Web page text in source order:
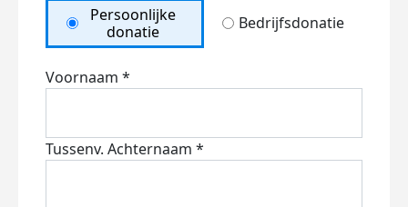
Persoonlijke
donatie
Bedrijfsdonatie
Voornaam *
Tussenv. Achternaam *